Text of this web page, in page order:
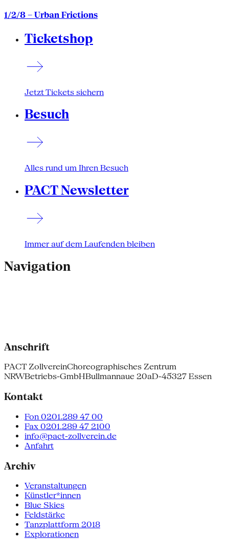
1/2/8 – Urban Frictions
Ticketshop
Jetzt Tickets sichern
Besuch
Alles rund um Ihren Besuch
PACT Newsletter
Immer auf dem Laufenden bleiben
Navigation
Anschrift
PACT ZollvereinChoreographisches Zentrum
NRWBetriebs-GmbHBullmannaue 20aD-45327 Essen
Kontakt
Fon 0201.289 47 00
Fax 0201.289 47 2100
info@pact-zollverein.de
Anfahrt
Archiv
Veranstaltungen
Künstler*innen
Blue Skies
Feldstärke
Tanzplattform 2018
Explorationen